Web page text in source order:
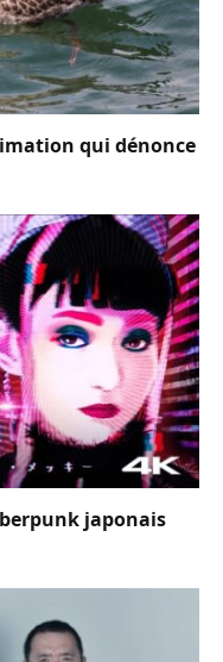
qui dénonce
japonais